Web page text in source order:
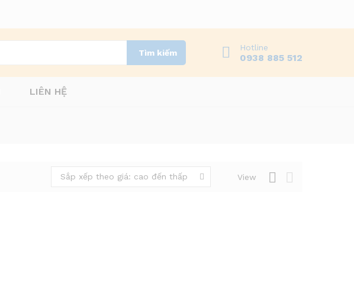
Tìm kiếm
Hotline
0938 885 512
LIÊN HỆ
View
Sắp xếp theo giá: cao đến thấp